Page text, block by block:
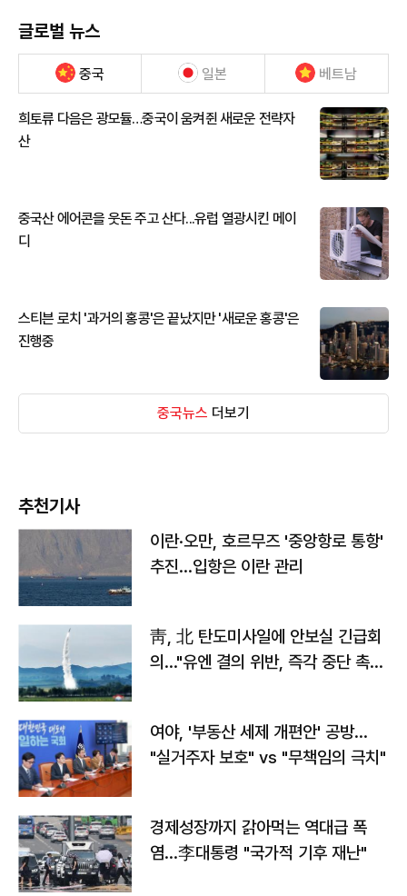
글로벌 뉴스
중국 일본 베트남
희토류 다음은 광모듈…중국이 움켜쥔 새로운 전략자
산
중국산 에어콘을 웃돈 주고 산다...유럽 열광시킨 메이
디
스티븐 로치 '과거의 홍콩'은 끝났지만 '새로운 홍콩'은
진행중
중국뉴스 더보기
추천기사
이란·오만, 호르무즈 '중앙항로 통항'
추진…입항은 이란 관리
靑, 北 탄도미사일에 안보실 긴급회
의…"유엔 결의 위반, 즉각 중단 촉
여야, '부동산 세제 개편안' 공방…
"실거주자 보호" vs "무책임의 극치"
경제성장까지 갉아먹는 역대급 폭
염…李대통령 "국가적 기후 재난"